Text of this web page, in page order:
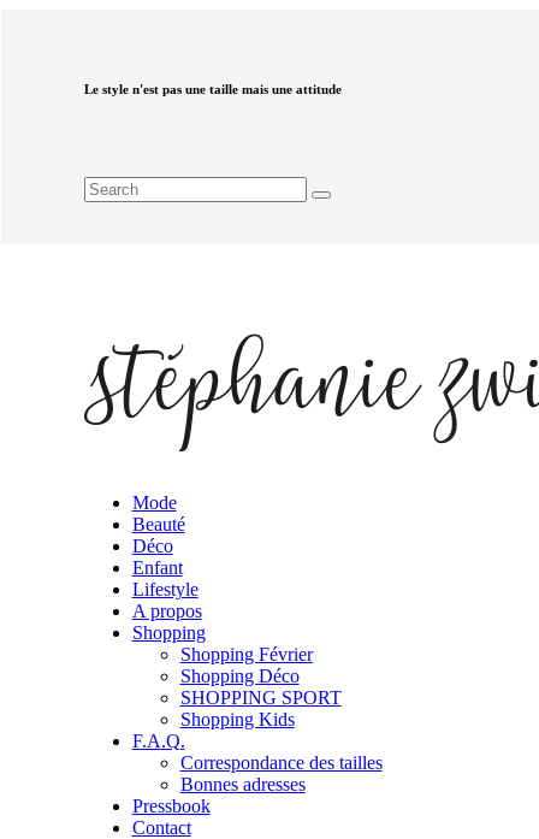
Le style n'est pas une taille mais une attitude
Mode
Beauté
Déco
Enfant
Lifestyle
A propos
Shopping
Shopping Février
Shopping Déco
SHOPPING SPORT
Shopping Kids
F.A.Q.
Correspondance des tailles
Bonnes adresses
Pressbook
Contact